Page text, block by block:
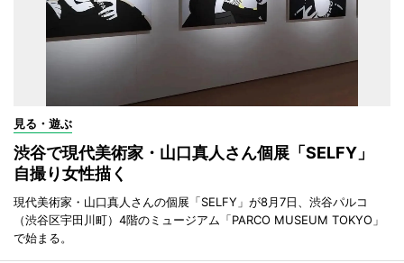
見る・遊ぶ
渋谷で現代美術家・山口真人さん個展「SELFY」
自撮り女性描く
現代美術家・山口真人さんの個展「SELFY」が8月7日、渋谷パルコ
（渋谷区宇田川町）4階のミュージアム「PARCO MUSEUM TOKYO」
で始まる。